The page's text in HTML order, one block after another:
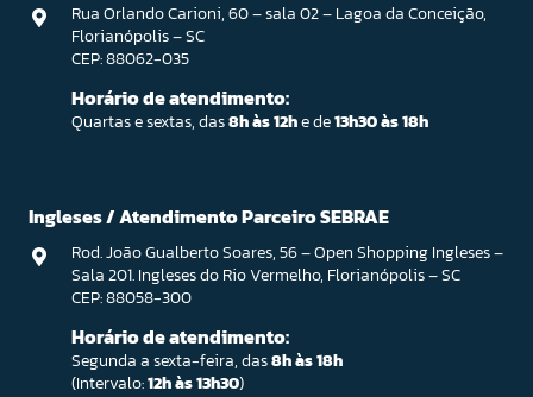
Rua Orlando Carioni, 60 – sala 02 – Lagoa da Conceição,
Florianópolis – SC
CEP: 88062-035
Horário de atendimento:
Quartas e sextas, das8h às 12he de13h30 às 18h
Ingleses / Atendimento Parceiro SEBRAE
Rod. João Gualberto Soares, 56 – Open Shopping Ingleses –
Sala 201. Ingleses do Rio Vermelho, Florianópolis – SC
CEP: 88058-300
Horário de atendimento:
Segunda a sexta-feira, das8h às 18h
(Intervalo:12h às 13h30)